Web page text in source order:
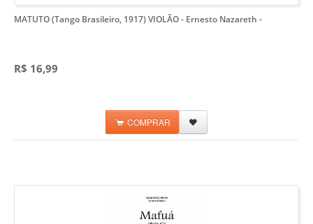
MATUTO (Tango Brasileiro, 1917) VIOLÃO - Ernesto Nazareth -
R$ 16,99
COMPRAR